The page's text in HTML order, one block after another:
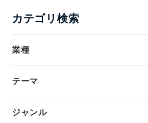
カテゴリ検索
業種
テーマ
ジャンル